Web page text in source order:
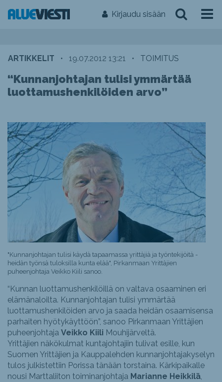
Kirjaudu sisään
ARTIKKELIT • 19.07.2012 13:21 • TOIMITUS
“Kunnanjohtajan tulisi ymmärtää
luottamushenkilöiden arvo”
"Kunnanjohtajan tulisi käydä tapaamassa yrittäjiä ja työntekijöitä -
heidän työnsä tuloksilla kunta elää", Pirkanmaan Yrittäjien
puheenjohtaja Veikko Kiili sanoo.
“Kunnan luottamushenkilöillä on valtava osaaminen eri
elämänaloilta. Kunnanjohtajan tulisi ymmärtää
luottamushenkilöiden arvo ja saada heidän osaamisensa
parhaiten hyötykäyttöön”, sanoo Pirkanmaan Yrittäjien
puheenjohtaja Veikko Kiili Mouhijärveltä.
Yrittäjien näkökulmat kuntajohtajiin tulivat esille, kun
Suomen Yrittäjien ja Kauppalehden kunnanjohtajakyselyn
tulos julkistettiin Porissa tänään torstaina. Kärkipaikalle
nousi Marttaliiton toiminanjohtaja Marianne Heikkilä,